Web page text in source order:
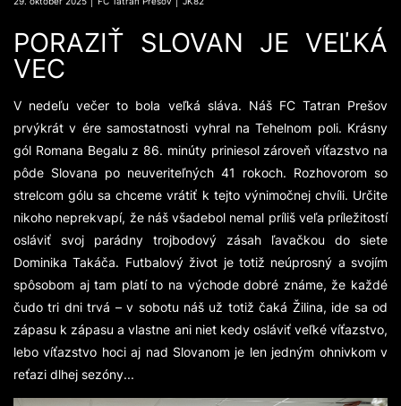
PORAZIŤ SLOVAN JE VEĽKÁ
VEC
V nedeľu večer to bola veľká sláva. Náš FC Tatran Prešov
prvýkrát v ére samostatnosti vyhral na Tehelnom poli. Krásny
gól Romana Begalu z 86. minúty priniesol zároveň víťazstvo na
pôde Slovana po neuveriteľných 41 rokoch. Rozhovorom so
strelcom gólu sa chceme vrátiť k tejto výnimočnej chvíli. Určite
nikoho neprekvapí, že náš všadebol nemal príliš veľa príležitostí
osláviť svoj parádny trojbodový zásah ľavačkou do siete
Dominika Takáča. Futbalový život je totiž neúprosný a svojím
spôsobom aj tam platí to na východe dobré známe, že každé
čudo tri dni trvá – v sobotu náš už totiž čaká Žilina, ide sa od
zápasu k zápasu a vlastne ani niet kedy osláviť veľké víťazstvo,
lebo víťazstvo hoci aj nad Slovanom je len jedným ohnivkom v
reťazi dlhej sezóny...